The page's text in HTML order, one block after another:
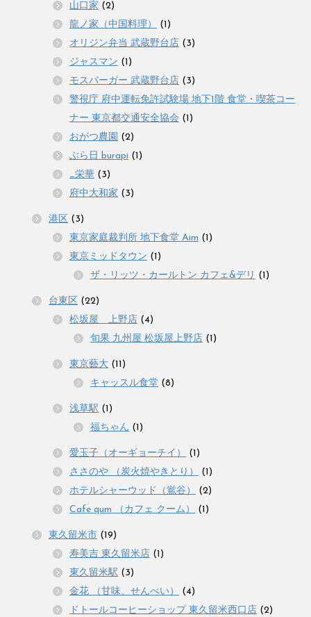
山口家 (2)
龍ノ家（中国料理）
(1)
オリジン弁当 武蔵野台店 (3)
ジャスマン (1)
モスバーガー 武蔵野台店 (3)
警視庁 府中運転免許試験場 地下1階 食堂・喫茶コー
ナー 東京都交通安全協会 (1)
おがつ農園 (2)
ぶら日 burapi (1)
_栄華 (3)
府中大和家 (3)
港区 (3)
東京家庭裁判所 地下食堂 Aim (1)
東京ミッドタウン (1)
ザ・リッツ・カールトン カフェ&デリ (1)
台東区 (22)
松坂屋 上野店 (4)
旬果 九州屋 松坂屋上野店 (1)
東京藝大 (11)
キャッスル食堂 (8)
浅草駅 (1)
福ちゃん (1)
愛玉子（オーギョーチイ）
(1)
ささのや （炭火焼やきとり）
(1)
ホテルシャーウッド（鴬谷）
(2)
Cafe qum （カフェ クーム）
(1)
東久留米市 (19)
寿美吉 東久留米店 (1)
東久留米駅 (3)
金花 （甘味、せんべい）
(4)
ドトールコーヒーショップ 東久留米西口店 (2)